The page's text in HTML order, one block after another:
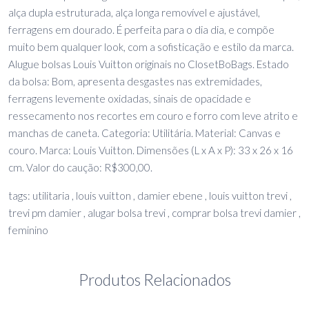
alça dupla estruturada, alça longa removível e ajustável,
ferragens em dourado. É perfeita para o dia dia, e compõe
muito bem qualquer look, com a sofisticação e estilo da marca.
Alugue bolsas Louis Vuitton originais no ClosetBoBags. Estado
da bolsa: Bom, apresenta desgastes nas extremidades,
ferragens levemente oxidadas, sinais de opacidade e
ressecamento nos recortes em couro e forro com leve atrito e
manchas de caneta. Categoria: Utilitária. Material: Canvas e
couro. Marca: Louis Vuitton. Dimensões (L x A x P): 33 x 26 x 16
cm. Valor do caução: R$300,00.
tags: utilitaria , louis vuitton , damier ebene , louis vuitton trevi ,
trevi pm damier , alugar bolsa trevi , comprar bolsa trevi damier ,
feminino
Produtos Relacionados